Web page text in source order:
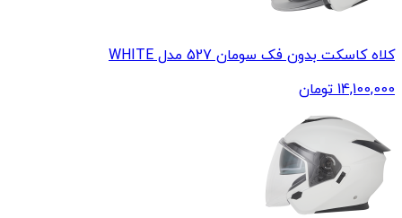
کلاه کاسکت بدون فک سومان 527 مدل WHITE
14,100,000 تومان